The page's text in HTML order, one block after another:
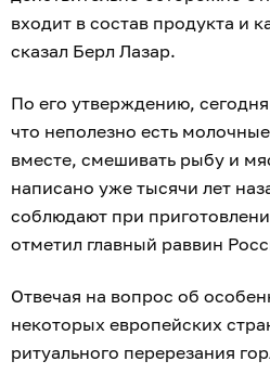
входит в состав продукта и
сказал Берл Лазар.
По его утверждению,
что неполезно есть
вместе, смешивать рыбу и
написано уже тысячи лет
соблюдают при
отметил главный раввин
Отвечая на вопрос об
некоторых европейских
ритуального перерезания